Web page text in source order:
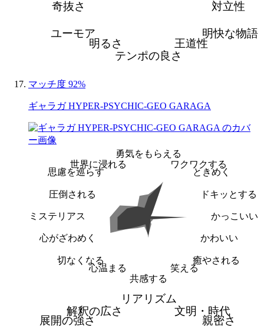
対立性
明快な物語
王道性
テンポの良さ
明るさ
ユーモア
奇抜さ
マッチ度 92%
ギャラガ HYPER-PSYCHIC-GEO GARAGA
勇気をもらえる
ワクワクする
ときめく
ドキッとする
かっこいい
かわいい
癒やされる
笑える
共感する
心温まる
切なくなる
心がざわめく
ミステリアス
圧倒される
思慮を巡らす
世界に浸れる
リアリズム
文明・時代
親密さ
展開の強さ
解釈の広さ